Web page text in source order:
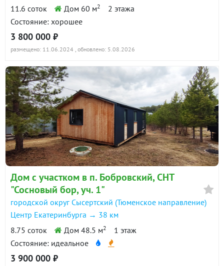
11.6 соток
Дом 60 м2
2 этажа
Состояние: хорошее
3 800 000 ₽
размещено: 11.06.2024 , обновлено: 5.08.2026
Дом с участком в п. Бобровский, СНТ
"Сосновый бор, уч. 1"
городской округ Сысертский (Тюменское направление)
Центр Екатеринбурга → 38 км
8.75 соток
Дом 48.5 м2
1 этаж
Состояние: идеальное
3 900 000 ₽